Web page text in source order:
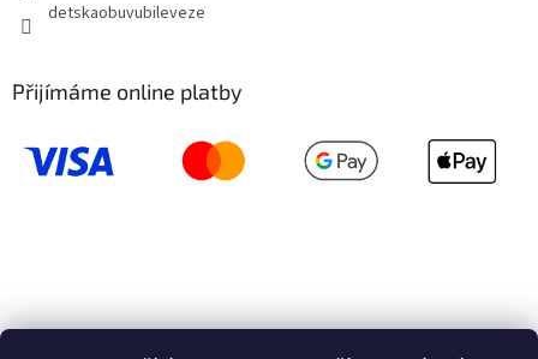
detskaobuvubileveze
Přijímáme online platby